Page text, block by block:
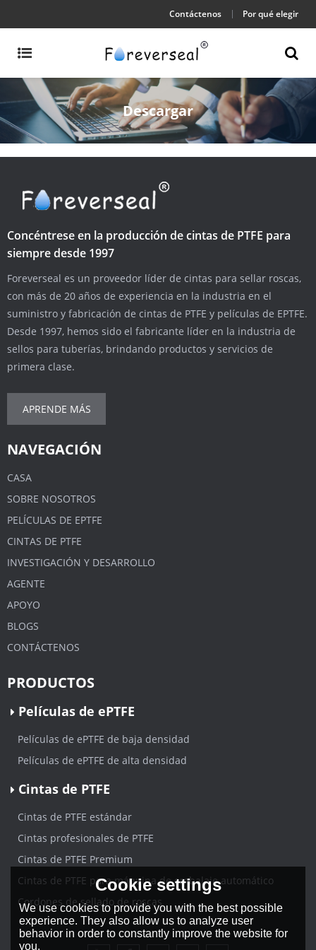
Contáctenos Por qué elegir
Descargar
Concéntrese en la producción de cintas de PTFE para
siempre desde 1997
Foreverseal es un proveedor líder de cintas para sellar roscas,
con más de 20 años de experiencia en la industria en el
suministro y fabricación de cintas de PTFE y películas de EPTFE.
Desde 1997, hemos sido el fabricante líder en la industria de
sellos para tuberías, brindando productos y servicios de
primera clase.
APRENDE MÁS
NAVEGACIÓN
CASA
SOBRE NOSOTROS
PELÍCULAS DE EPTFE
CINTAS DE PTFE
INVESTIGACIÓN Y DESARROLLO
AGENTE
APOYO
BLOGS
CONTÁCTENOS
PRODUCTOS
Películas de ePTFE
Películas de ePTFE de baja densidad
Películas de ePTFE de alta densidad
Cintas de PTFE
Cintas de PTFE estándar
Cintas profesionales de PTFE
Cintas de PTFE Premium
Cintas de PTFE para máquina de embalaje automático
Cordones de sellado de roscas
Cookie settings
We use cookies to provide you with the best possible
experience. They also allow us to analyze user
behavior in order to constantly improve the website for
you.